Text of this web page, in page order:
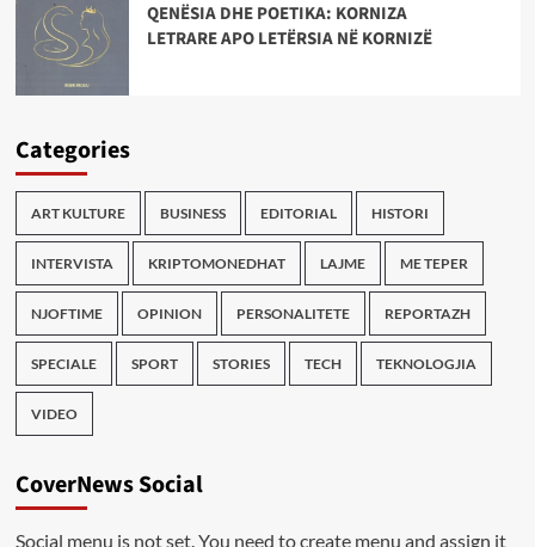
QENËSIA DHE POETIKA: KORNIZA
LETRARE APO LETËRSIA NË KORNIZË
Categories
ART KULTURE BUSINESS EDITORIAL HISTORI
INTERVISTA KRIPTOMONEDHAT LAJME ME TEPER
NJOFTIME OPINION PERSONALITETE REPORTAZH
SPECIALE SPORT STORIES TECH TEKNOLOGJIA
VIDEO
CoverNews Social
Social menu is not set. You need to create menu and assign it